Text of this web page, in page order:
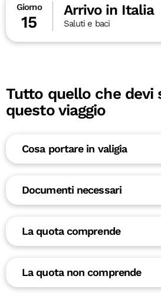
Giorno
15
Arrivo in Italia
Saluti e baci
Tutto quello che devi
questo viaggio
Cosa portare in valigia
Documenti necessari
La quota comprende
La quota non comprende